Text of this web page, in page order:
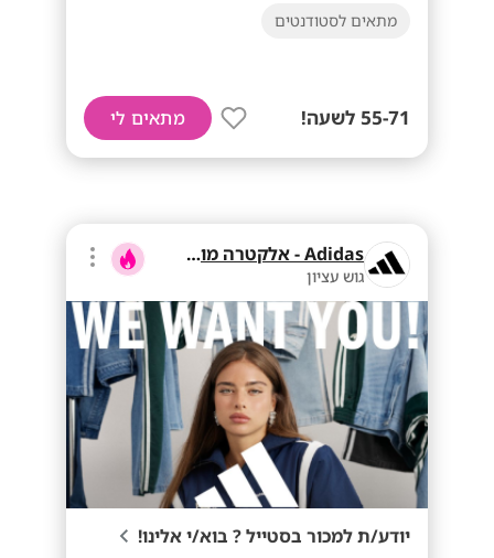
מתאים לסטודנטים
55-71 לשעה! מתאים לי
Adidas - אלקטרה מוצרי צריכה
גוש עציון
יודע/ת למכור בסטייל ? בוא/י אלינו!